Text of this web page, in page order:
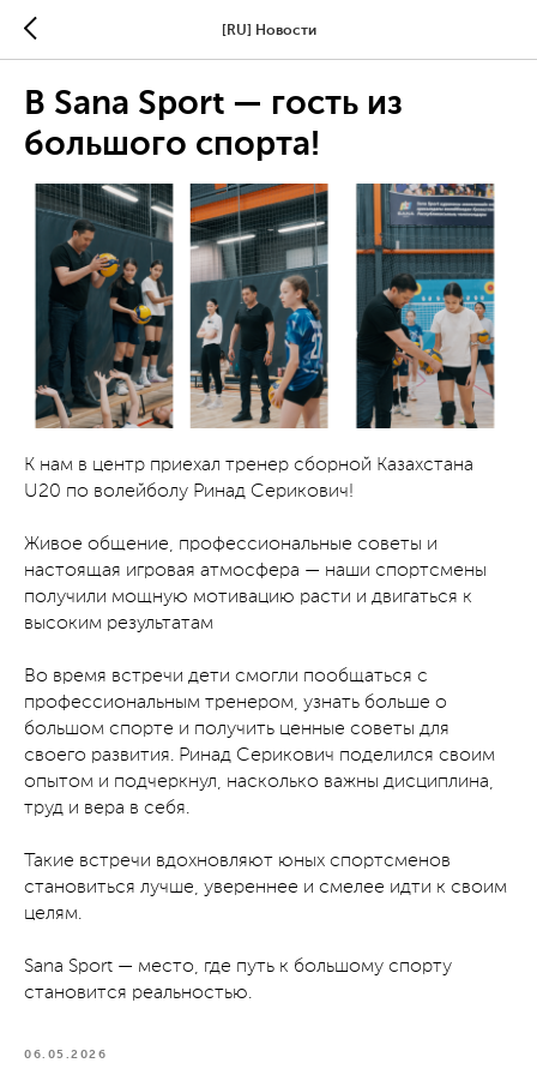
[RU] Новости
В Sana Sport — гость из
большого спорта!
К нам в центр приехал тренер сборной Казахстана
U20 по волейболу Ринад Серикович!
Живое общение, профессиональные советы и
настоящая игровая атмосфера — наши спортсмены
получили мощную мотивацию расти и двигаться к
высоким результатам
Во время встречи дети смогли пообщаться с
профессиональным тренером, узнать больше о
большом спорте и получить ценные советы для
своего развития. Ринад Серикович поделился своим
опытом и подчеркнул, насколько важны дисциплина,
труд и вера в себя.
Такие встречи вдохновляют юных спортсменов
становиться лучше, увереннее и смелее идти к своим
целям.
Sana Sport — место, где путь к большому спорту
становится реальностью.
06.05.2026